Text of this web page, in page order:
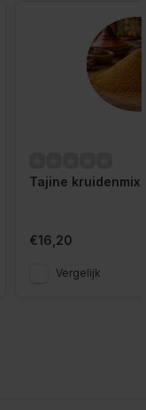
Tajine kruidenmix
€16,20
Vergelijk